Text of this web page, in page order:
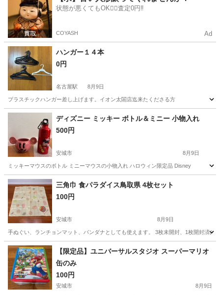
状態が悪くてもOK🙆‍♀️査定0円‼️
COYASH Ad
ハンガー１４本
0円
名古屋駅 8月9日
プラスチックハンガー差し上げます。イオン太閤店迄来たくださる方
愛知 名古屋市 名古屋駅 その他 イオン
ディズニー ミッキー ボトル＆ミニー 小物入れ
500円
安城市 8月9日
ミッキーマウスのボトル ミニーマウスの小物入れ ハロウィン限定品 Disney
愛知 安城市 その他 ミニー
三角巾 食パラダイス鳥取県 4枚セット
100円
安城市 8月9日
手ぬぐい、ランチョンマット、バンダナとしても使えます。 3枚未開封、1枚開封済み
愛知 安城市 その他 手ぬぐい
【限定品】ユニバーサルスタジオ スーパーマリオ
缶のみ
100円
安城市 8月9日